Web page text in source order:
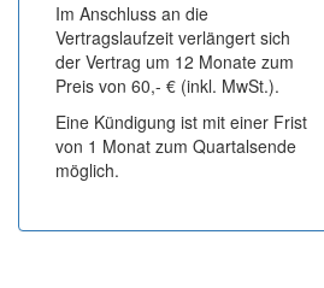
Im Anschluss an die
Vertragslaufzeit verlängert sich
der Vertrag um 12 Monate zum
Preis von 60,- € (inkl. MwSt.).
Eine Kündigung ist mit einer Frist
von 1 Monat zum Quartalsende
möglich.